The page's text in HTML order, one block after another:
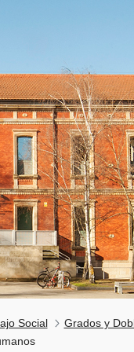
Social
Grados y